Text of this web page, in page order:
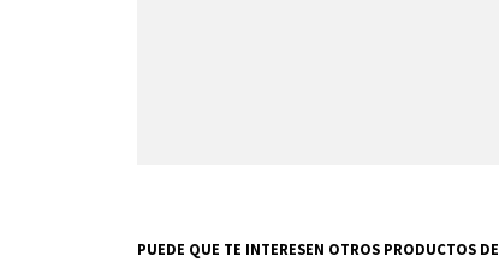
PUEDE QUE TE INTERESEN OTROS PRODUCTOS DE